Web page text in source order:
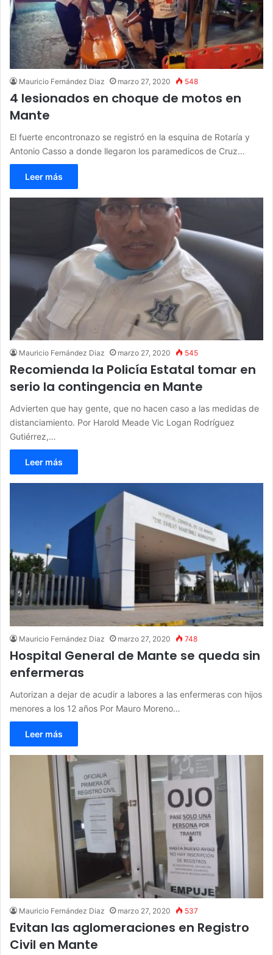
Mauricio Fernández Diaz marzo 27, 2020 548
4 lesionados en choque de motos en
Mante
El fuerte encontronazo se registró en la esquina de Rotaría y
Antonio Casso a donde llegaron los paramedicos de Cruz…
Leer más
Mauricio Fernández Diaz marzo 27, 2020 545
Recomienda la Policía Estatal tomar en
serio la contingencia en Mante
Advierten que hay gente, que no hacen caso a las medidas de
distanciamiento. Por Harold Meade Vic Logan Rodríguez
Gutiérrez,…
Leer más
Mauricio Fernández Diaz marzo 27, 2020 748
Hospital General de Mante se queda sin
enfermeras
Autorizan a dejar de acudir a labores a las enfermeras con hijos
menores a los 12 años Por Mauro Moreno…
Leer más
Mauricio Fernández Diaz marzo 27, 2020 537
Evitan las aglomeraciones en Registro
Civil en Mante